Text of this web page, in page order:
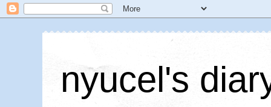
nyucel's